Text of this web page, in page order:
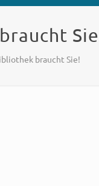
braucht Sie!